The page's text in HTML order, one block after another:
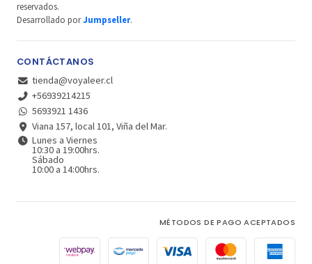
reservados.
Desarrollado porJumpseller.
CONTÁCTANOS
tienda@voyaleer.cl
+56939214215
5693921 1436
Viana 157, local 101, Viña del Mar.
Lunes a Viernes
10:30 a 19:00hrs.
Sábado
10:00 a 14:00hrs.
MÉTODOS DE PAGO ACEPTADOS